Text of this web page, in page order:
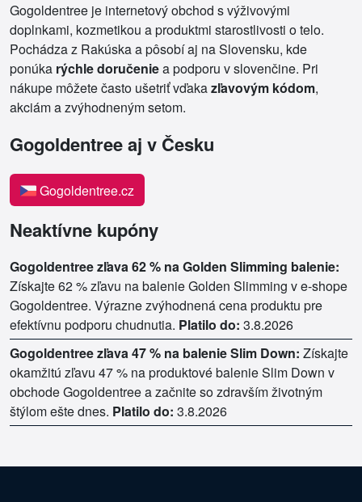
Gogoldentree je internetový obchod s výživovými
doplnkami, kozmetikou a produktmi starostlivosti o telo.
Pochádza z Rakúska a pôsobí aj na Slovensku, kde
ponúka rýchle doručeniea podporu v slovenčine. Pri
nákupe môžete často ušetriť vďakazľavovým kódom,
akciám a zvýhodneným setom.
Gogoldentree aj v Česku
Gogoldentree.cz
Neaktívne kupóny
Gogoldentree zľava 62 % na Golden Slimming balenie:
Získajte 62 % zľavu na balenie Golden Slimming v e-shope
Gogoldentree. Výrazne zvýhodnená cena produktu pre
efektívnu podporu chudnutia. Platilo do: 3.8.2026
Gogoldentree zľava 47 % na balenie Slim Down: Získajte
okamžitú zľavu 47 % na produktové balenie Slim Down v
obchode Gogoldentree a začnite so zdravším životným
štýlom ešte dnes. Platilo do: 3.8.2026